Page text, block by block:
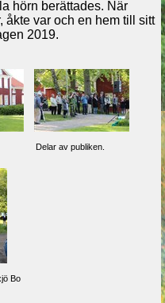
hörn berättades. När
åkte var och en hem till sitt
2019.
Delar av publiken.
Bo